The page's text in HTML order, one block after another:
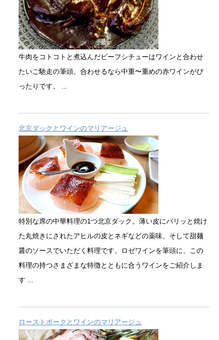
牛肉をコトコトと煮込んだビーフシチューはワインと合わせ
たいご馳走の筆頭。合わせるなら中重〜重めの赤ワインがぴ
ったりです。 ...
北京ダックとワインのマリアージュ
特別な席の中華料理の1つ北京ダック。薄い皮にパリッと焼け
た丸焼きにされたアヒルの皮とネギなどの薬味、そして甜麺
醤のソースでいただく料理です。ロゼワインを筆頭に、この
料理の持つさまざまな特徴とともに合うワインをご紹介しま
す ...
ローストポークとワインのマリアージュ